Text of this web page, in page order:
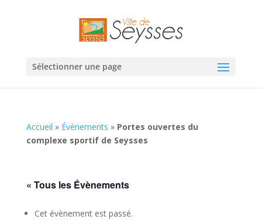
Sélectionner une page
Accueil » Évènements » Portes ouvertes du
complexe sportif de Seysses
« Tous les Évènements
Cet évènement est passé.